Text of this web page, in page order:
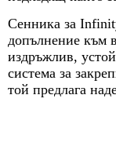
Сенника за
допълнение към
издръжлив,
система за
той предлага